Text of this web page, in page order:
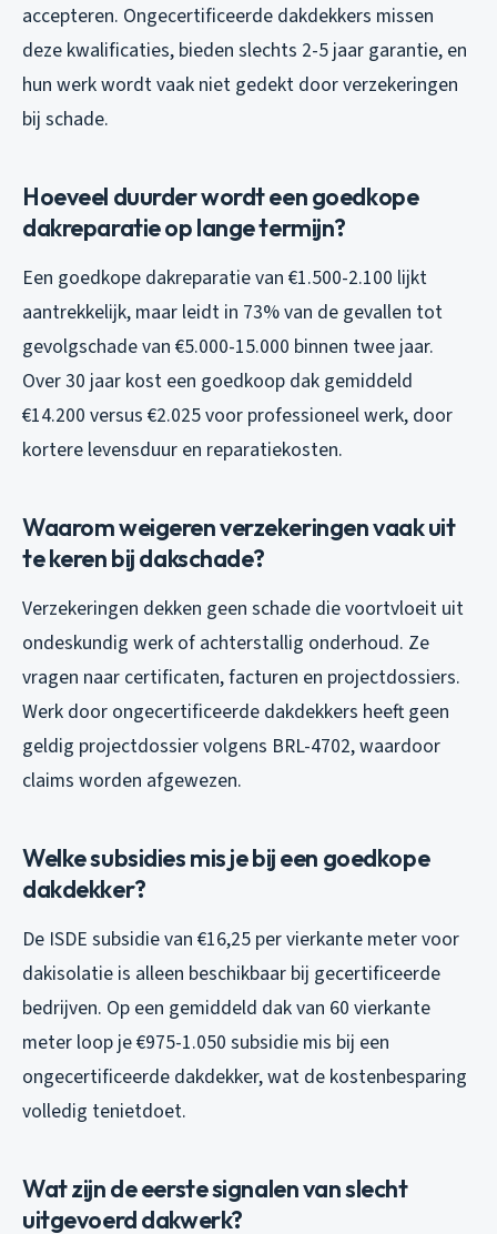
accepteren. Ongecertificeerde dakdekkers missen
deze kwalificaties, bieden slechts 2-5 jaar garantie, en
hun werk wordt vaak niet gedekt door verzekeringen
bij schade.
Hoeveel duurder wordt een goedkope
dakreparatie op lange termijn?
Een goedkope dakreparatie van €1.500-2.100 lijkt
aantrekkelijk, maar leidt in 73% van de gevallen tot
gevolgschade van €5.000-15.000 binnen twee jaar.
Over 30 jaar kost een goedkoop dak gemiddeld
€14.200 versus €2.025 voor professioneel werk, door
kortere levensduur en reparatiekosten.
Waarom weigeren verzekeringen vaak uit
te keren bij dakschade?
Verzekeringen dekken geen schade die voortvloeit uit
ondeskundig werk of achterstallig onderhoud. Ze
vragen naar certificaten, facturen en projectdossiers.
Werk door ongecertificeerde dakdekkers heeft geen
geldig projectdossier volgens BRL-4702, waardoor
claims worden afgewezen.
Welke subsidies mis je bij een goedkope
dakdekker?
De ISDE subsidie van €16,25 per vierkante meter voor
dakisolatie is alleen beschikbaar bij gecertificeerde
bedrijven. Op een gemiddeld dak van 60 vierkante
meter loop je €975-1.050 subsidie mis bij een
ongecertificeerde dakdekker, wat de kostenbesparing
volledig tenietdoet.
Wat zijn de eerste signalen van slecht
uitgevoerd dakwerk?